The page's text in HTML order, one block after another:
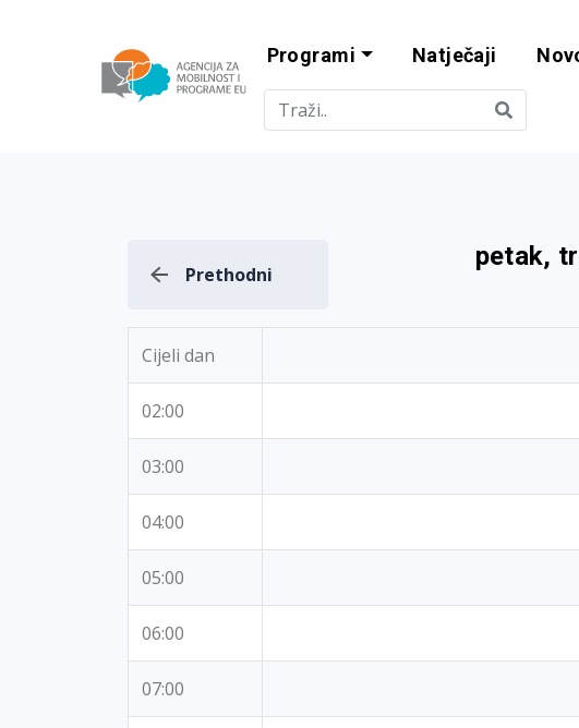
Agencija za
Programi Natječaji
Prethodni
petak,
Cijeli dan
02:00
03:00
04:00
05:00
06:00
07:00